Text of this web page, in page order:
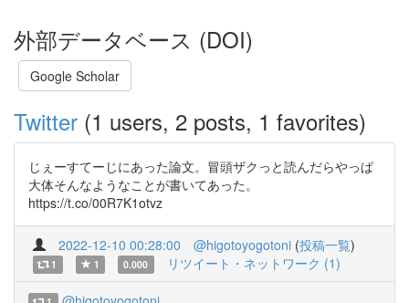
外部データベース (DOI)
Google Scholar
Twitter (1 users, 2 posts, 1 favorites)
じぇーすてーじにあった論文。冒頭ザクっと読んだらやっぱ
大体そんなようなことが書いてあった。
https://t.co/00R7K1otvz
2022-12-10 00:28:00 @higotoyogotoni (投稿一覧)
1 1 0.000 リツイート・ネットワーク (1)